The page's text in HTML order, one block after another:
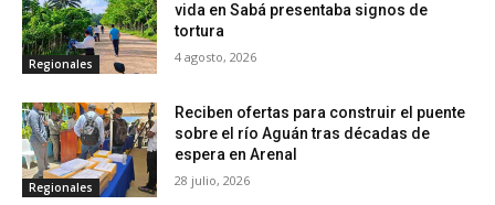
Regionales
vida en Sabá presentaba signos de
tortura
4 agosto, 2026
Regionales
Reciben ofertas para construir el puente
sobre el río Aguán tras décadas de
espera en Arenal
28 julio, 2026